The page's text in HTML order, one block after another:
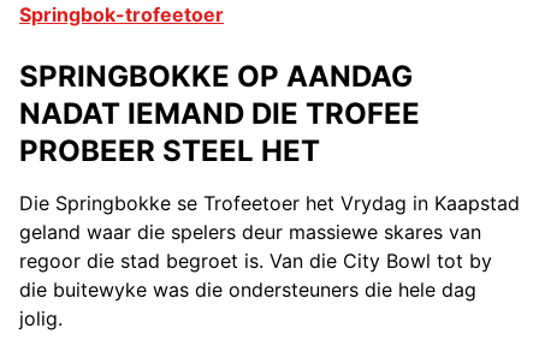
Springbok-trofeetoer
SPRINGBOKKE OP AANDAG
NADAT IEMAND DIE TROFEE
PROBEER STEEL HET
Die Springbokke se Trofeetoer het Vrydag in Kaapstad
geland waar die spelers deur massiewe skares van
regoor die stad begroet is. Van die City Bowl tot by
die buitewyke was die ondersteuners die hele dag
jolig.